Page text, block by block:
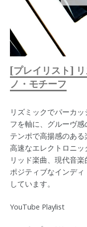
[プレイリスト]
ノ・モチーフ
リズミックでパーカ
フを軸に、グルーヴ
テンポで高揚感のある
高速なエレクトロニ
リッド楽曲、現代音
ポジティブなインデ
しています。
YouTube Playlist